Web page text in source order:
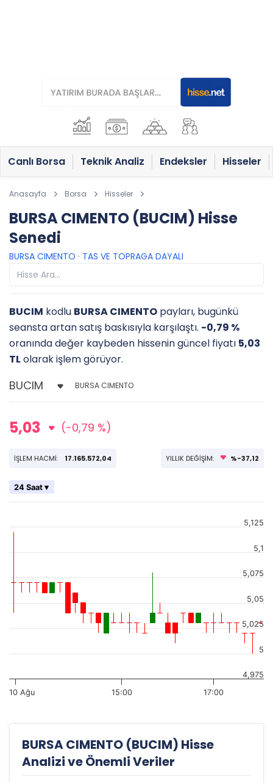
Canlı Borsa Teknik Analiz Endeksler Hisseler
Anasayfa Borsa Hisseler
BURSA CIMENTO (BUCIM) Hisse
Senedi
BURSA CIMENTO · TAS VE TOPRAGA DAYALI
BUCIM kodlu BURSA CIMENTO payları, bugünkü
seansta artan satış baskısıyla karşılaştı. -0,79 %
oranında değer kaybeden hissenin güncel fiyatı 5,03
TLolarak işlem görüyor.
BURSA CIMENTO
5,03 (-0,79 %)
İŞLEM HACMİ: 17.165.572,04 YILLIK DEĞİŞİM: %-37,12
24 Saat ▾
10 Ağu 15:00 17:00
4,975
5
5,025
5,05
5,075
5,1
5,125
BURSA CIMENTO (BUCIM) Hisse
Analizi ve Önemli Veriler